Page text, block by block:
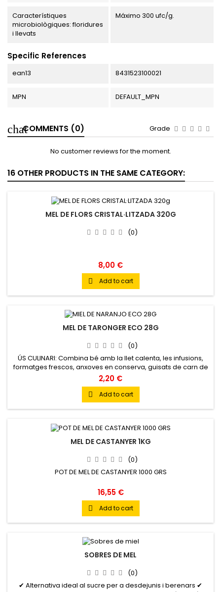
Característiques
microbiològiques: floridures
i llevats
Máximo 300 ufc/g.
Specific References
ean13 8431523100021
MPN DEFAULT_MPN
COMMENTS (0) Grade
No customer reviews for the moment.
16 OTHER PRODUCTS IN THE SAME CATEGORY:
MEL DE FLORS CRISTAL·LITZADA 320G
(0)
8,00 €
 Add to cart
MEL DE TARONGER ECO 28G
(0)
ÚS CULINARI: Combina bé amb la llet calenta, les infusions,
formatges frescos, anxoves en conserva, guisats de carn de
ànec i gelats suaus.
2,20 €
 Add to cart
MEL DE CASTANYER 1KG
(0)
POT DE MEL DE CASTANYER 1000 GRS
16,55 €
 Add to cart
SOBRES DE MEL
(0)
✔ Alternativa ideal al sucre per a desdejunis i berenars ✔